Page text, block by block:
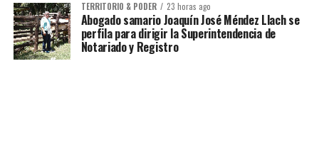
TERRITORIO & PODER 23 horas ago
Abogado samario Joaquín José Méndez Llach se
perfila para dirigir la Superintendencia de
Notariado y Registro